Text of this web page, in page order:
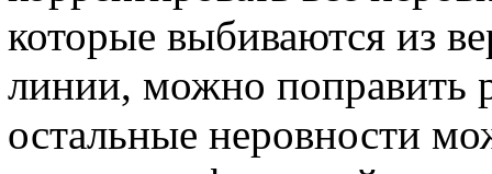
которые выбиваются из
линии, можно поправить
остальные неровности